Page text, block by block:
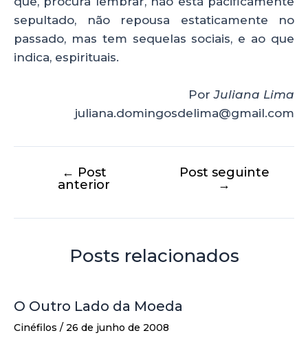
sepultado, não repousa estaticamente no
passado, mas tem sequelas sociais, e ao que
indica, espirituais.
PorJuliana Lima
juliana.domingosdelima@gmail.com
← Post
anterior
Post seguinte
→
Posts relacionados
O Outro Lado da Moeda
Cinéfilos / 26 de junho de 2008